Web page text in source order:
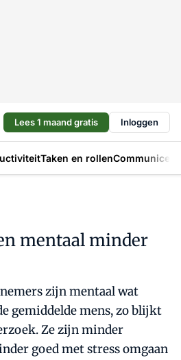
Lees 1 maand gratis Inloggen
Taken en rollen
mentaal minder
zijn mentaal wat
gemiddelde mens, zo blijkt
Ze zijn minder
goed met stress omgaan